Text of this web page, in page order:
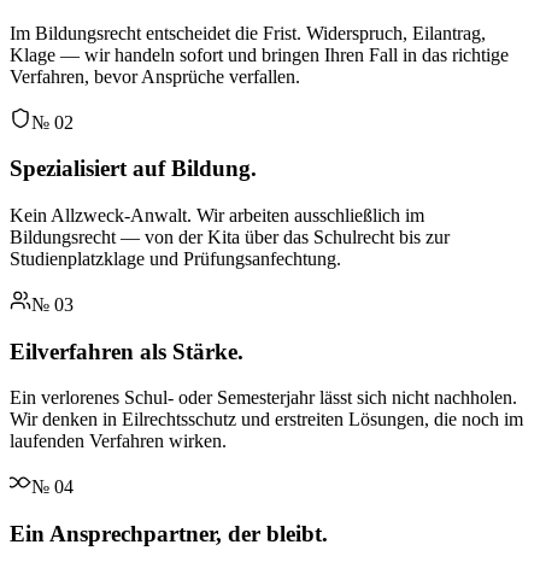
Im Bildungsrecht entscheidet die Frist. Widerspruch, Eilantrag,
Klage — wir handeln sofort und bringen Ihren Fall in das richtige
Verfahren, bevor Ansprüche verfallen.
№ 02
Spezialisiert auf Bildung.
Kein Allzweck-Anwalt. Wir arbeiten ausschließlich im
Bildungsrecht — von der Kita über das Schulrecht bis zur
Studienplatzklage und Prüfungsanfechtung.
№ 03
Eilverfahren als Stärke.
Ein verlorenes Schul- oder Semesterjahr lässt sich nicht nachholen.
Wir denken in Eilrechtsschutz und erstreiten Lösungen, die noch im
laufenden Verfahren wirken.
№ 04
Ein Ansprechpartner, der bleibt.